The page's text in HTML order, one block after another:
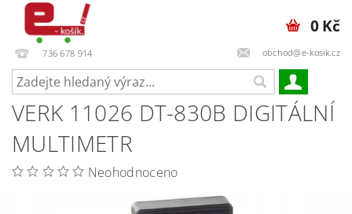
736 678 914 obchod@e-kosik.cz
0 Kč
VERK 11026 DT-830B DIGITÁLNÍ
MULTIMETR
Neohodnoceno